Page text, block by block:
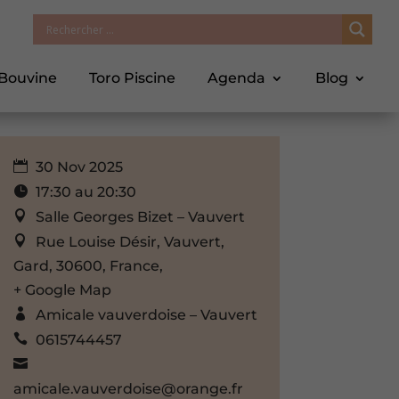
Toro Piscine Agenda Blog
30 Nov 2025
17:30 au 20:30
Salle Georges Bizet – Vauvert
Rue Louise Désir, Vauvert,
Gard, 30600, France,
+ Google Map
Amicale vauverdoise – Vauvert
0615744457
amicale.vauverdoise@orange.fr